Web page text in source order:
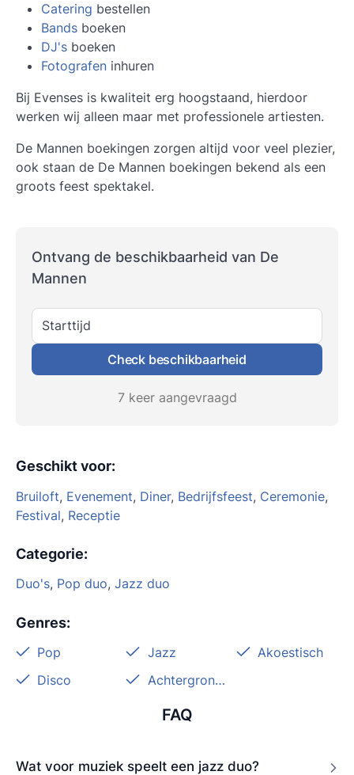
Catering bestellen
Bands boeken
DJ's boeken
Fotografen inhuren
Bij Evenses is kwaliteit erg hoogstaand, hierdoor
werken wij alleen maar met professionele artiesten.
De Mannen boekingen zorgen altijd voor veel plezier,
ook staan de De Mannen boekingen bekend als een
groots feest spektakel.
Ontvang de beschikbaarheid van De
Mannen
Starttijd
Check beschikbaarheid
7 keer aangevraagd
Geschikt voor:
Bruiloft, Evenement, Diner, Bedrijfsfeest, Ceremonie,
Festival, Receptie
Categorie:
Duo's, Pop duo, Jazz duo
Genres:
Pop Jazz
Akoestisch
Disco
Achtergrondmuziek
FAQ
Wat voor muziek speelt een jazz duo?